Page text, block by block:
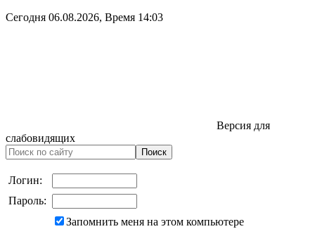
Сегодня 06.08.2026, Время 14:03
Версия для
слабовидящих
Логин:
Пароль:
Запомнить меня на этом компьютере